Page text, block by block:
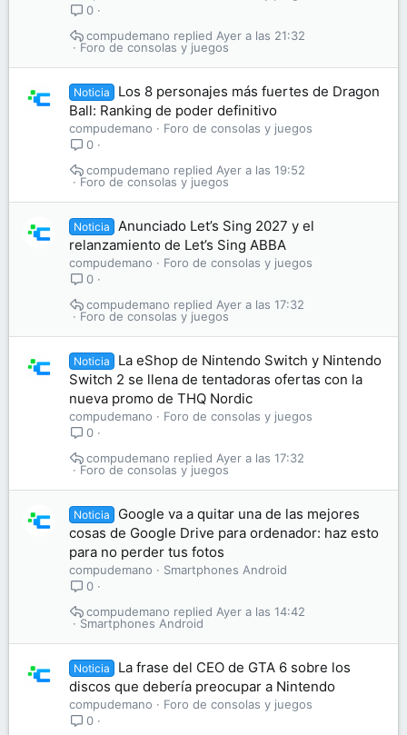
0
Foro de consolas y juegos
Ayer a las 21:32
compudemano
Noticia
Los 8 personajes más fuertes de Dragon
Ball: Ranking de poder definitivo
compudemano
Foro de consolas y juegos
0
Foro de consolas y juegos
Ayer a las 19:52
compudemano
Noticia
Anunciado Let’s Sing 2027 y el
relanzamiento de Let’s Sing ABBA
compudemano
Foro de consolas y juegos
0
Foro de consolas y juegos
Ayer a las 17:32
compudemano
Noticia
La eShop de Nintendo Switch y Nintendo
Switch 2 se llena de tentadoras ofertas con la
nueva promo de THQ Nordic
compudemano
Foro de consolas y juegos
0
Foro de consolas y juegos
Ayer a las 17:32
compudemano
Noticia
Google va a quitar una de las mejores
cosas de Google Drive para ordenador: haz esto
para no perder tus fotos
compudemano
Smartphones Android
0
Smartphones Android
Ayer a las 14:42
compudemano
Noticia
La frase del CEO de GTA 6 sobre los
discos que debería preocupar a Nintendo
compudemano
Foro de consolas y juegos
0